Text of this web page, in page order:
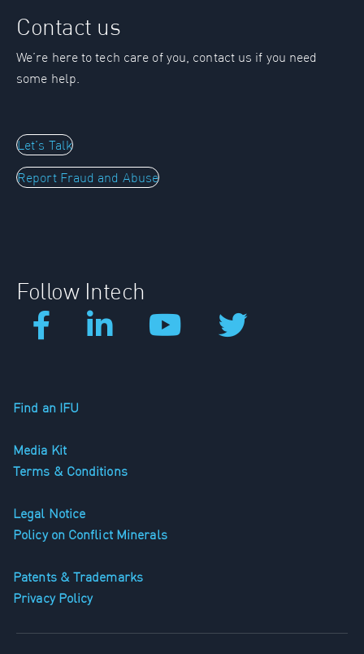
Contact us
We’re here to tech care of you, contact us if you need
some help.
Let's Talk
Report Fraud and Abuse
Follow Intech
Find an IFU
Media Kit
Terms & Conditions
Legal Notice
Policy on Conflict Minerals
Patents & Trademarks
Privacy Policy